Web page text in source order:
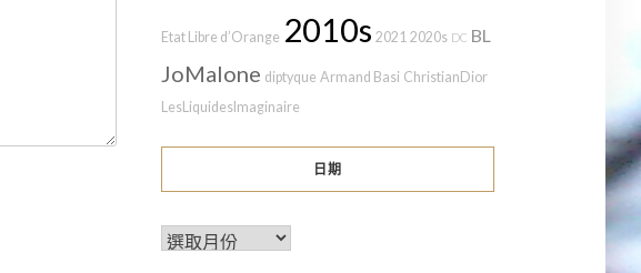
Etat Libre d’Orange 2010s 2021 2020s DC BL
JoMalone diptyque Armand Basi ChristianDior
LesLiquidesImaginaire
日期